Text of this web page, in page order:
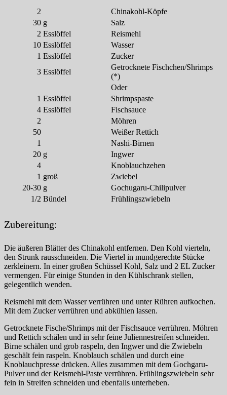
2
Chinakohl-Köpfe
30 g
Salz
2 Esslöffel
Reismehl
10 Esslöffel
Wasser
1 Esslöffel
Zucker
3 Esslöffel
Getrocknete Fischchen/Shrimps
(*)
Oder
1 Esslöffel
Shrimpspaste
4 Esslöffel
Fischsauce
2
Möhren
50
Weißer Rettich
1
Nashi-Birnen
20 g
Ingwer
4
Knoblauchzehen
1 groß
Zwiebel
20-30 g
Gochugaru-Chilipulver
1/2 Bündel Frühlingszwiebeln
Zubereitung:
Die äußeren Blätter des Chinakohl entfernen. Den Kohl vierteln,
den Strunk rausschneiden. Die Viertel in mundgerechte Stücke
zerkleinern. In einer großen Schüssel Kohl, Salz und 2 EL Zucker
vermengen. Für einige Stunden in den Kühlschrank stellen,
gelegentlich wenden.
Reismehl mit dem Wasser verrühren und unter Rühren aufkochen.
Mit dem Zucker verrühren und abkühlen lassen.
Getrocknete Fische/Shrimps mit der Fischsauce verrühren. Möhren
und Rettich schälen und in sehr feine Juliennestreifen schneiden.
Birne schälen und grob raspeln, den Ingwer und die Zwiebeln
geschält fein raspeln. Knoblauch schälen und durch eine
Knoblauchpresse drücken. Alles zusammen mit dem Gochgaru-
Pulver und der Reismehl-Paste verrühren. Frühlingszwiebeln sehr
fein in Streifen schneiden und ebenfalls unterheben.